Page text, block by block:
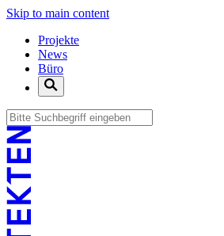
Skip to main content
Projekte
News
Büro